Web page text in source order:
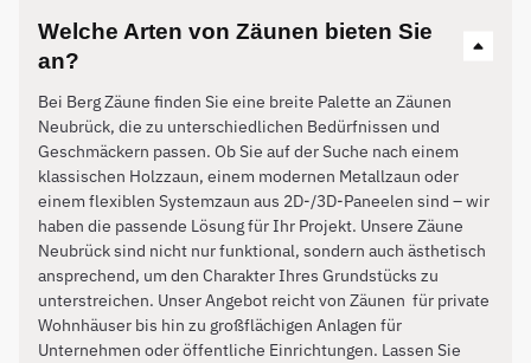
Welche Arten von Zäunen bieten Sie
an?
Bei Berg Zäune finden Sie eine breite Palette an Zäunen
Neubrück, die zu unterschiedlichen Bedürfnissen und
Geschmäckern passen. Ob Sie auf der Suche nach einem
klassischen Holzzaun, einem modernen Metallzaun oder
einem flexiblen Systemzaun aus 2D-/3D-Paneelen sind – wir
haben die passende Lösung für Ihr Projekt. Unsere Zäune
Neubrück sind nicht nur funktional, sondern auch ästhetisch
ansprechend, um den Charakter Ihres Grundstücks zu
unterstreichen. Unser Angebot reicht von Zäunen für private
Wohnhäuser bis hin zu großflächigen Anlagen für
Unternehmen oder öffentliche Einrichtungen. Lassen Sie